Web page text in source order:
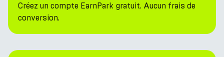
Créez un compte EarnPark gratuit. Aucun frais de
conversion.